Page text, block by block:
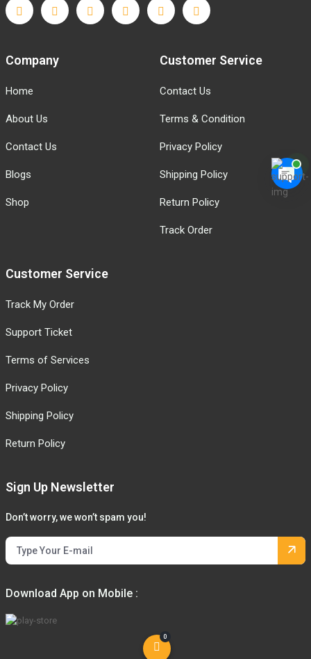
Company
Home
About Us
Contact Us
Blogs
Shop
Customer Service
Contact Us
Terms & Condition
Privacy Policy
Shipping Policy
Return Policy
Track Order
Customer Service
Track My Order
Support Ticket
Terms of Services
Privacy Policy
Shipping Policy
Return Policy
Sign Up Newsletter
Don’t worry, we won’t spam you!
Download App on Mobile :
0